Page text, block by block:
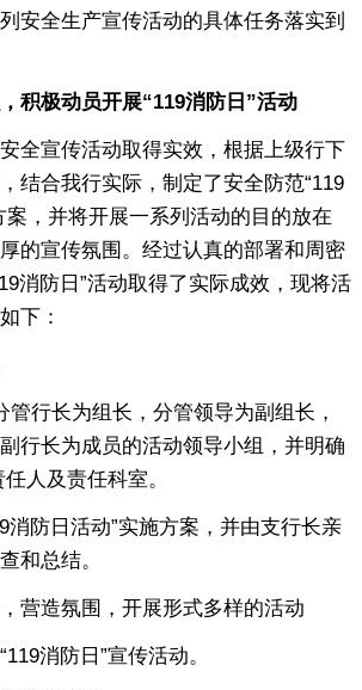
安全生产宣传活动的具体任务落实到
极动员开展“119消防日”活动
宣传活动取得实效，根据上级行下
结合我行实际，制定了安全防范“119
案，并将开展一系列活动的目的放在
的宣传氛围。经过认真的部署和周密
消防日”活动取得了实际成效，现将活
下：
行长为组长，分管领导为副组长，
行长为成员的活动领导小组，并明确
人及责任科室。
防日活动”实施方案，并由支行长亲
和总结。
造氛围，开展形式多样的活动
消防日”宣传活动。